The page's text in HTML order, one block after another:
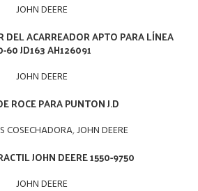
JOHN DEERE
DEL ACARREADOR APTO PARA LÍNEA
60 JD163 AH126091
JOHN DEERE
ROCE PARA PUNTON J.D
COSECHADORA,JOHN DEERE
JOHN DEERE 1550-9750
JOHN DEERE